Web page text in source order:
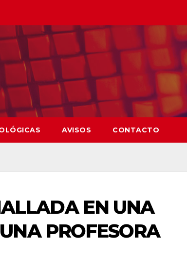
AVISOS CONTACTO
EN UNA
PROFESORA